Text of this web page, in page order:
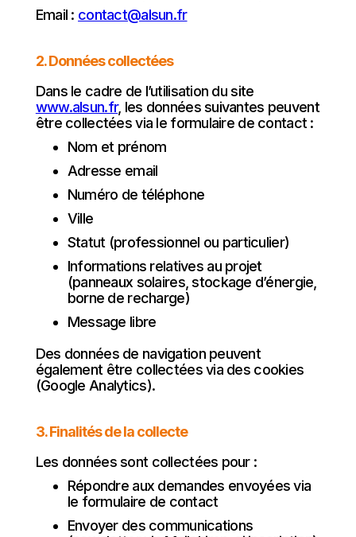
Email : contact@alsun.fr
2. Données collectées
Dans le cadre de l’utilisation du site
www.alsun.fr, les données suivantes peuvent
être collectées via le formulaire de contact :
Nom et prénom
Adresse email
Numéro de téléphone
Ville
Statut (professionnel ou particulier)
Informations relatives au projet
(panneaux solaires, stockage d’énergie,
borne de recharge)
Message libre
Des données de navigation peuvent
également être collectées via des cookies
(Google Analytics).
3. Finalités de la collecte
Les données sont collectées pour :
Répondre aux demandes envoyées via
le formulaire de contact
Envoyer des communications